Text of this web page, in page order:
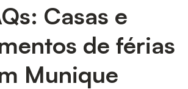
Casas e
de férias
Munique